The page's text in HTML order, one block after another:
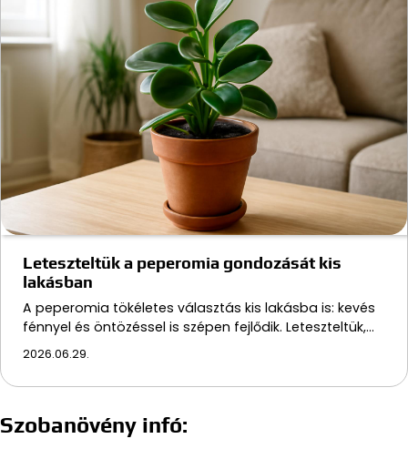
Leteszteltük a peperomia gondozását kis
lakásban
A peperomia tökéletes választás kis lakásba is: kevés
fénnyel és öntözéssel is szépen fejlődik. Leteszteltük,…
2026.06.29.
Szobanövény infó: